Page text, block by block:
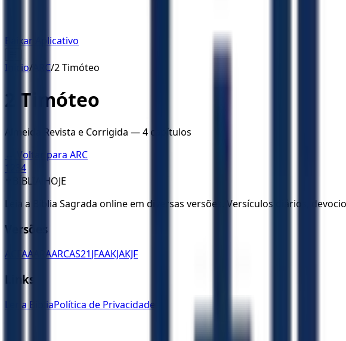
Baixar Aplicativo
Início/ ARC/2 Timóteo
2 Timóteo
Almeida Revista e Corrigida —4 capítulos
← Voltar para ARC
1
4
BÍBLIA HOJE
Leia a Bíblia Sagrada online em diversas versões. Versículos diários,
Versões
ACFAA ARAARCAS21JFAAKJAKJF
Links
Ler a BíbliaPolítica de Privacidade